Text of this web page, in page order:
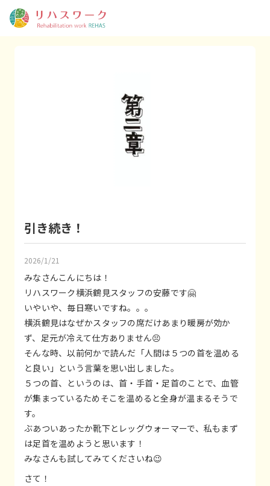
引き続き！
2026/1/21
みなさんこんにちは！
リハスワーク横浜鶴見スタッフの安藤です🤗
いやいや、毎日寒いですね。。。
横浜鶴見はなぜかスタッフの席だけあまり暖房が効か
ず、足元が冷えて仕方ありません😣
そんな時、以前何かで読んだ「人間は５つの首を温める
と良い」という言葉を思い出しました。
５つの首、というのは、首・手首・足首のことで、血管
が集まっているためそこを温めると全身が温まるそうで
す。
ぶあついあったか靴下とレッグウォーマーで、私もまず
は足首を温めようと思います！
みなさんも試してみてくださいね😉
さて！